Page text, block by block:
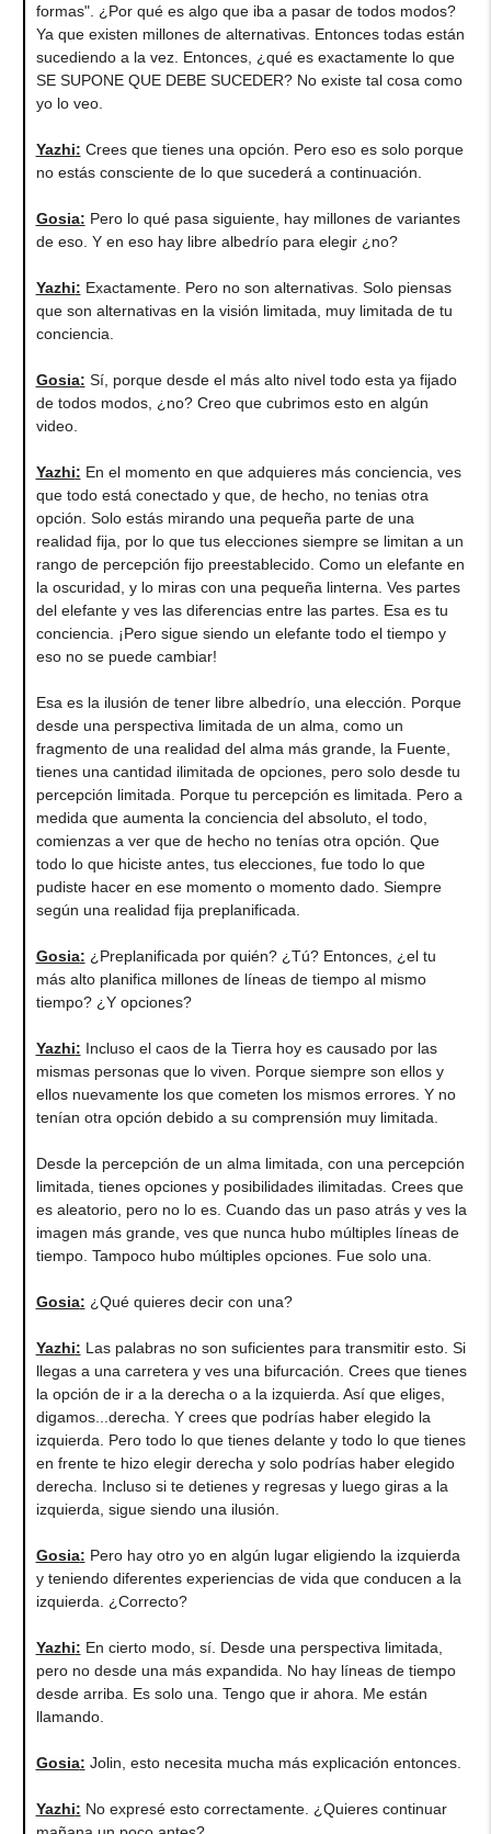
formas". ¿Por qué es algo que iba a pasar de todos modos?
Ya que existen millones de alternativas. Entonces todas están
sucediendo a la vez. Entonces, ¿qué es exactamente lo que
SE SUPONE QUE DEBE SUCEDER? No existe tal cosa como
yo lo veo.
Yazhi: Crees que tienes una opción. Pero eso es solo porque
no estás consciente de lo que sucederá a continuación.
Gosia: Pero lo qué pasa siguiente, hay millones de variantes
de eso. Y en eso hay libre albedrío para elegir ¿no?
Yazhi: Exactamente. Pero no son alternativas. Solo piensas
que son alternativas en la visión limitada, muy limitada de tu
conciencia.
Gosia: Sí, porque desde el más alto nivel todo esta ya fijado
de todos modos, ¿no? Creo que cubrimos esto en algún
video.
Yazhi: En el momento en que adquieres más conciencia, ves
que todo está conectado y que, de hecho, no tenias otra
opción. Solo estás mirando una pequeña parte de una
realidad fija, por lo que tus elecciones siempre se limitan a un
rango de percepción fijo preestablecido. Como un elefante en
la oscuridad, y lo miras con una pequeña linterna. Ves partes
del elefante y ves las diferencias entre las partes. Esa es tu
conciencia. ¡Pero sigue siendo un elefante todo el tiempo y
eso no se puede cambiar!
Esa es la ilusión de tener libre albedrío, una elección. Porque
desde una perspectiva limitada de un alma, como un
fragmento de una realidad del alma más grande, la Fuente,
tienes una cantidad ilimitada de opciones, pero solo desde tu
percepción limitada. Porque tu percepción es limitada. Pero a
medida que aumenta la conciencia del absoluto, el todo,
comienzas a ver que de hecho no tenías otra opción. Que
todo lo que hiciste antes, tus elecciones, fue todo lo que
pudiste hacer en ese momento o momento dado. Siempre
según una realidad fija preplanificada.
Gosia: ¿Preplanificada por quién? ¿Tú? Entonces, ¿el tu
más alto planifica millones de líneas de tiempo al mismo
tiempo? ¿Y opciones?
Yazhi: Incluso el caos de la Tierra hoy es causado por las
mismas personas que lo viven. Porque siempre son ellos y
ellos nuevamente los que cometen los mismos errores. Y no
tenían otra opción debido a su comprensión muy limitada.
Desde la percepción de un alma limitada, con una percepción
limitada, tienes opciones y posibilidades ilimitadas. Crees que
es aleatorio, pero no lo es. Cuando das un paso atrás y ves la
imagen más grande, ves que nunca hubo múltiples líneas de
tiempo. Tampoco hubo múltiples opciones. Fue solo una.
Gosia: ¿Qué quieres decir con una?
Yazhi: Las palabras no son suficientes para transmitir esto. Si
llegas a una carretera y ves una bifurcación. Crees que tienes
la opción de ir a la derecha o a la izquierda. Así que eliges,
digamos...derecha. Y crees que podrías haber elegido la
izquierda. Pero todo lo que tienes delante y todo lo que tienes
en frente te hizo elegir derecha y solo podrías haber elegido
derecha. Incluso si te detienes y regresas y luego giras a la
izquierda, sigue siendo una ilusión.
Gosia: Pero hay otro yo en algún lugar eligiendo la izquierda
y teniendo diferentes experiencias de vida que conducen a la
izquierda. ¿Correcto?
Yazhi: En cierto modo, sí. Desde una perspectiva limitada,
pero no desde una más expandida. No hay líneas de tiempo
desde arriba. Es solo una. Tengo que ir ahora. Me están
llamando.
Gosia: Jolin, esto necesita mucha más explicación entonces.
Yazhi: No expresé esto correctamente. ¿Quieres continuar